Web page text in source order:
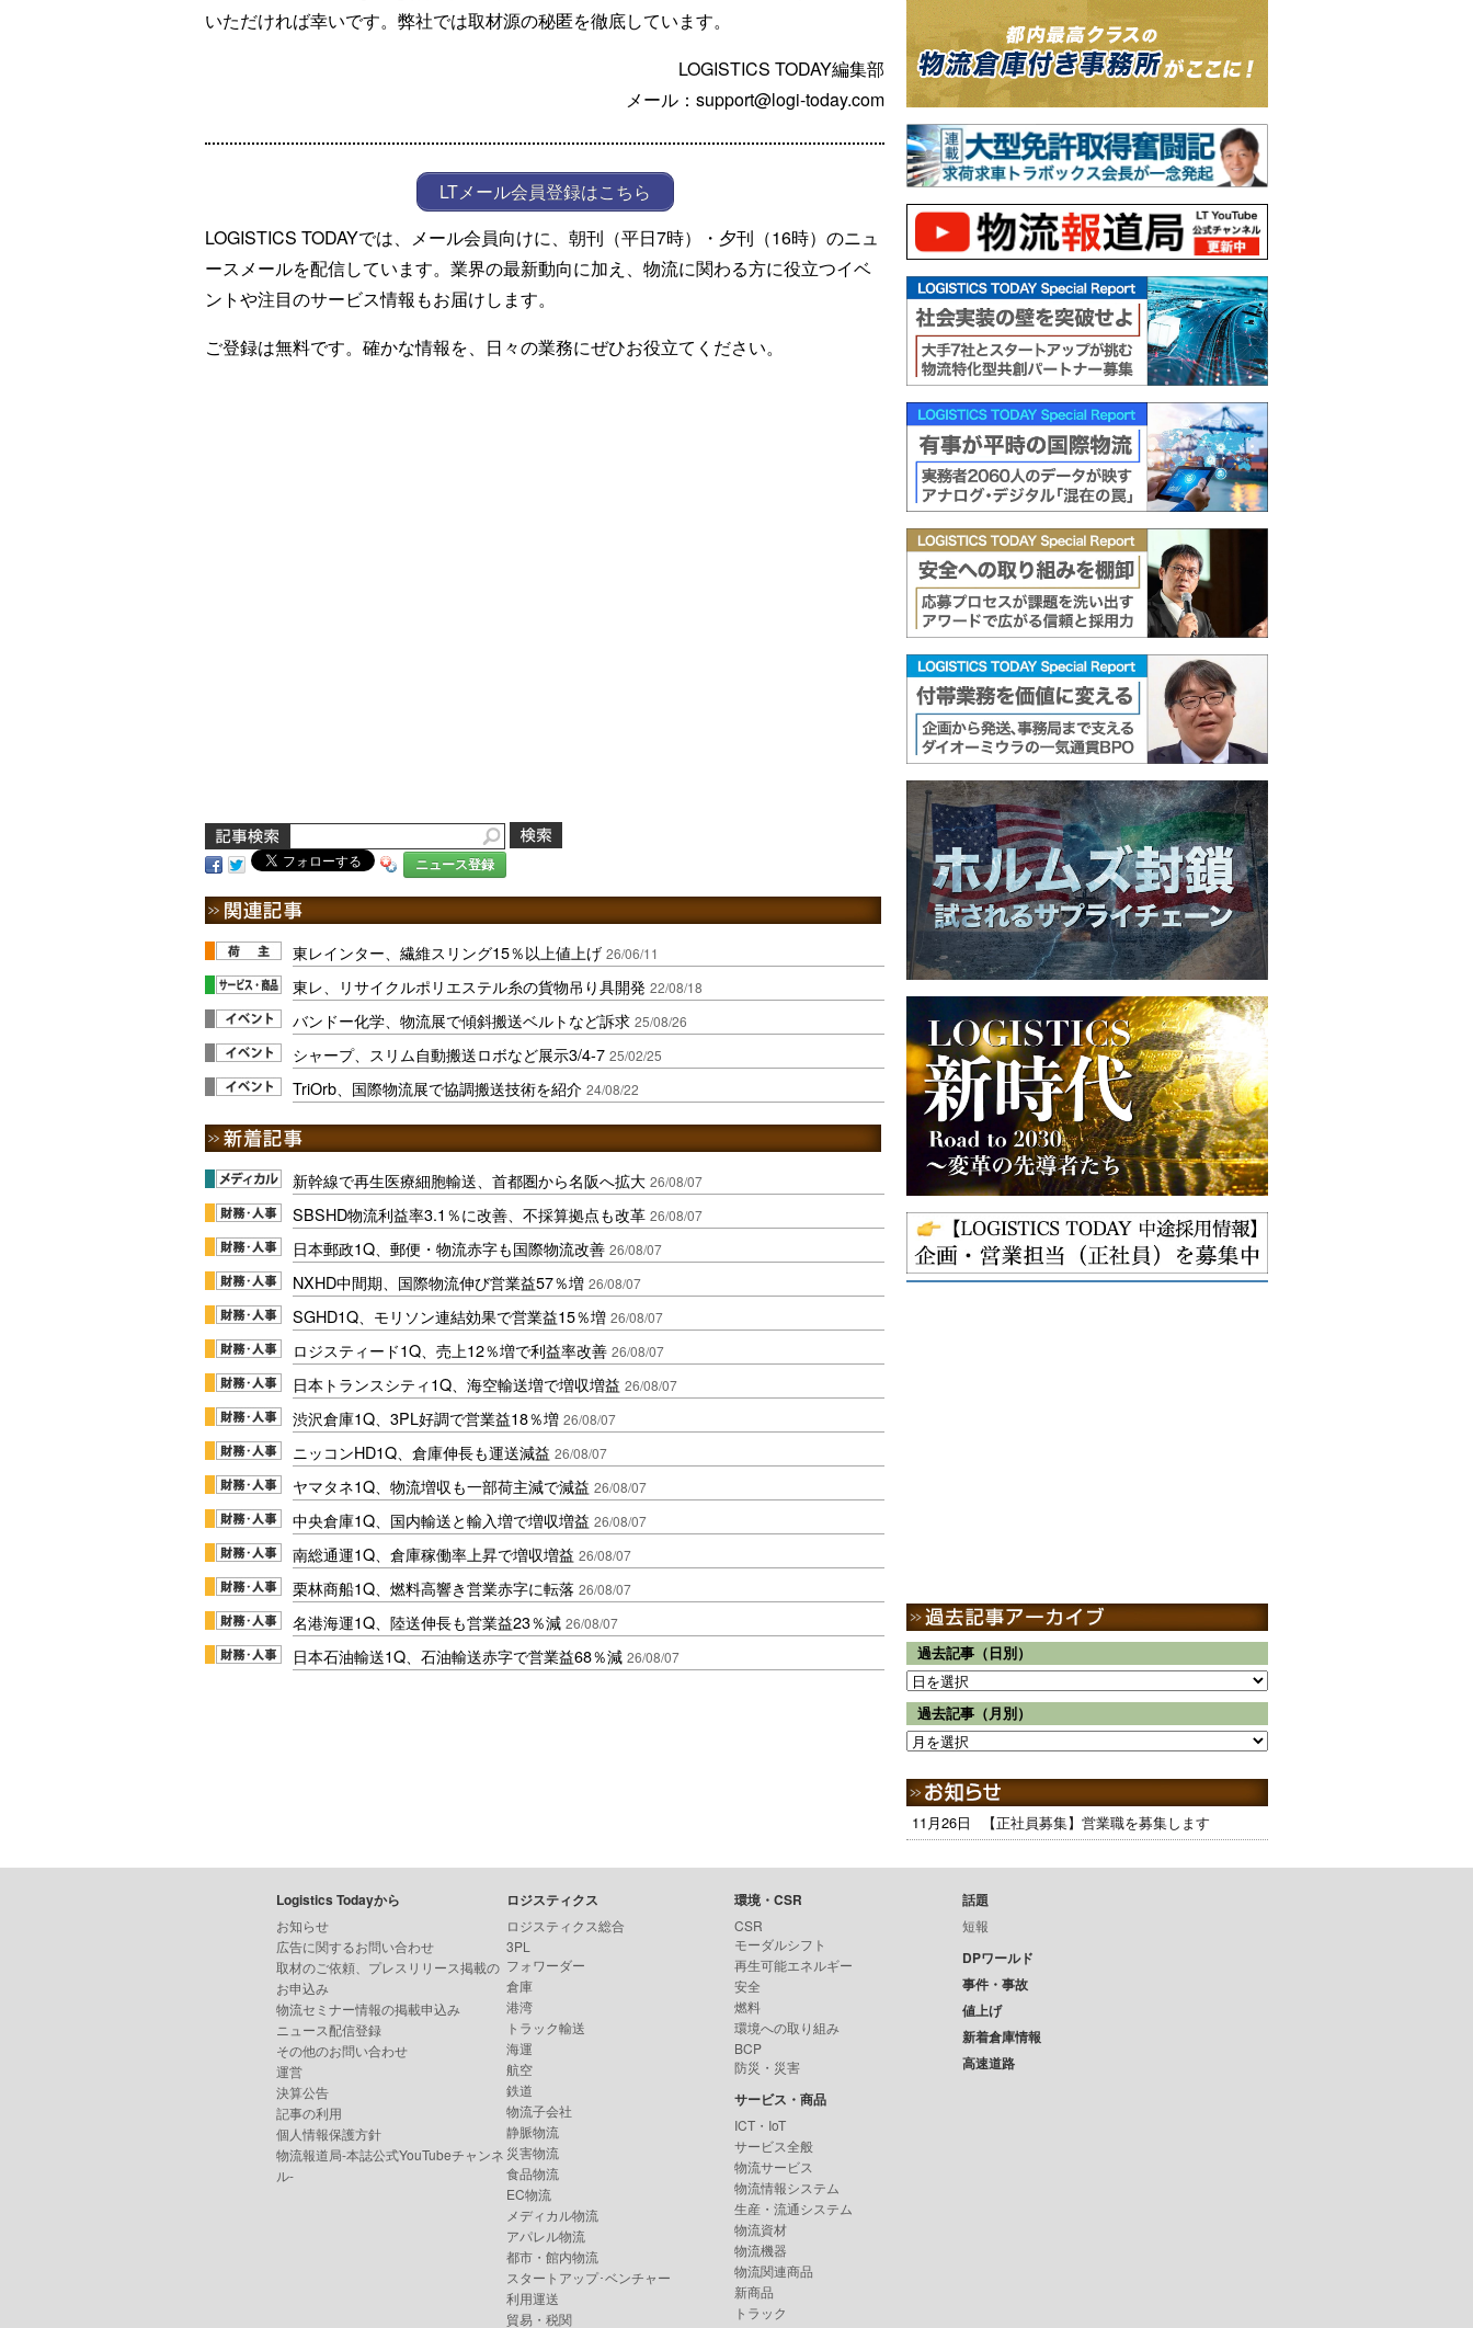
いただければ幸いです。弊社では取材源の秘匿を徹底しています。
LOGISTICS TODAY編集部
メール：support@logi-today.com
LTメール会員登録はこちら
LOGISTICS TODAYでは、メール会員向けに、朝刊（平日7時）・夕刊（16時）のニュ
ースメールを配信しています。業界の最新動向に加え、物流に関わる方に役立つイベ
ントや注目のサービス情報もお届けします。
ご登録は無料です。確かな情報を、日々の業務にぜひお役立てください。
ニュース登録
東レインター、繊維スリング15％以上値上げ 26/06/11
東レ、リサイクルポリエステル糸の貨物吊り具開発 22/08/18
バンドー化学、物流展で傾斜搬送ベルトなど訴求 25/08/26
シャープ、スリム自動搬送ロボなど展示3/4-7 25/02/25
TriOrb、国際物流展で協調搬送技術を紹介 24/08/22
新幹線で再生医療細胞輸送、首都圏から名阪へ拡大 26/08/07
SBSHD物流利益率3.1％に改善、不採算拠点も改革 26/08/07
日本郵政1Q、郵便・物流赤字も国際物流改善 26/08/07
NXHD中間期、国際物流伸び営業益57％増 26/08/07
SGHD1Q、モリソン連結効果で営業益15％増 26/08/07
ロジスティード1Q、売上12％増で利益率改善 26/08/07
日本トランスシティ1Q、海空輸送増で増収増益 26/08/07
渋沢倉庫1Q、3PL好調で営業益18％増 26/08/07
ニッコンHD1Q、倉庫伸長も運送減益 26/08/07
ヤマタネ1Q、物流増収も一部荷主減で減益 26/08/07
中央倉庫1Q、国内輸送と輸入増で増収増益 26/08/07
南総通運1Q、倉庫稼働率上昇で増収増益 26/08/07
栗林商船1Q、燃料高響き営業赤字に転落 26/08/07
名港海運1Q、陸送伸長も営業益23％減 26/08/07
日本石油輸送1Q、石油輸送赤字で営業益68％減 26/08/07 過去記事（日別）
過去記事（月別）
11月26日 【正社員募集】営業職を募集します
Logistics Todayから
お知らせ
広告に関するお問い合わせ
取材のご依頼、プレスリリース掲載の
お申込み
物流セミナー情報の掲載申込み
ニュース配信登録
その他のお問い合わせ
運営
決算公告
記事の利用
個人情報保護方針
物流報道局-本誌公式YouTubeチャンネ
ル-
ロジスティクス
ロジスティクス総合
3PL
フォワーダー
倉庫
港湾
トラック輸送
海運
航空
鉄道
物流子会社
静脈物流
災害物流
食品物流
EC物流
メディカル物流
アパレル物流
都市・館内物流
スタートアップ･ベンチャー
利用運送
貿易・税関
環境・CSR
CSR
モーダルシフト
再生可能エネルギー
安全
燃料
環境への取り組み
BCP
防災・災害
サービス・商品
ICT・IoT
サービス全般
物流サービス
物流情報システム
生産・流通システム
物流資材
物流機器
物流関連商品
新商品
トラック
話題
短報
DPワールド
事件・事故
値上げ
新着倉庫情報
高速道路